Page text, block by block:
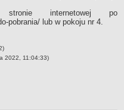
internetowej po
pobrania/ lub w pokoju nr 4.
2022, 11:04:33)